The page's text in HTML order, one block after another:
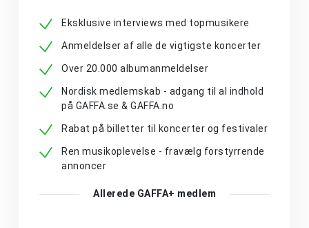
Eksklusive interviews med topmusikere
Anmeldelser af alle de vigtigste koncerter
Over 20.000 albumanmeldelser
Nordisk medlemskab - adgang til al indhold
på GAFFA.se & GAFFA.no
Rabat på billetter til koncerter og festivaler
Ren musikoplevelse - fravælg forstyrrende
annoncer
Allerede GAFFA+ medlem